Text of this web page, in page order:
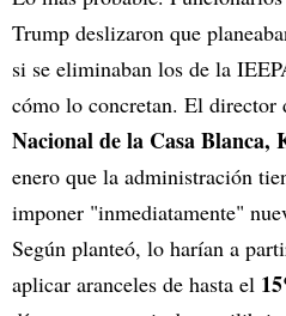
Trump deslizaron que
si se eliminaban los de la
cómo lo concretan. El director
Nacional de la Casa Blanca,
enero que la administración
imponer "inmediatamente"
Según planteó, lo harían a
aplicar aranceles de hasta el